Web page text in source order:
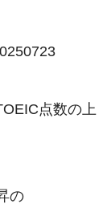
点数の上
の